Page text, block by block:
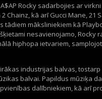
Rocky sadarbojies ar
Chainz, kā arī Gucci Mane, 21
tādiem māksliniekiem kā
nesavienojamo, Rocky
hiphopa ietvariem,
industrijas balvas,
balvai. Papildus mūziķa
dalībniekiem, kā arī